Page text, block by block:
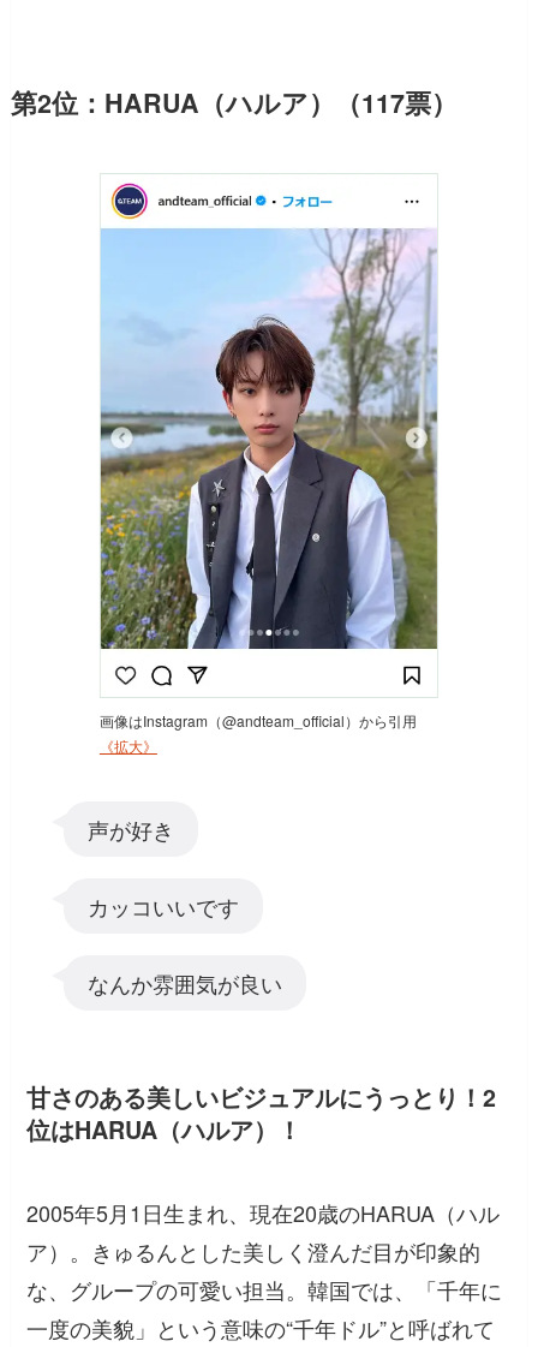
第2位：HARUA（ハルア）（117票）
画像はInstagram（@andteam_official）から引用
《拡大》
声が好き
カッコいいです
なんか雰囲気が良い
甘さのある美しいビジュアルにうっとり！2
位はHARUA（ハルア）！
2005年5月1日生まれ、現在20歳のHARUA（ハル
ア）。きゅるんとした美しく澄んだ目が印象的
な、グループの可愛い担当。韓国では、「千年に
一度の美貌」という意味の“千年ドル”と呼ばれて